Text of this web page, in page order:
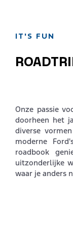
IT'S FUN
Onze passie
doorheen het
diverse
moderne
roadbook
uitzonderlijke
waar je anders